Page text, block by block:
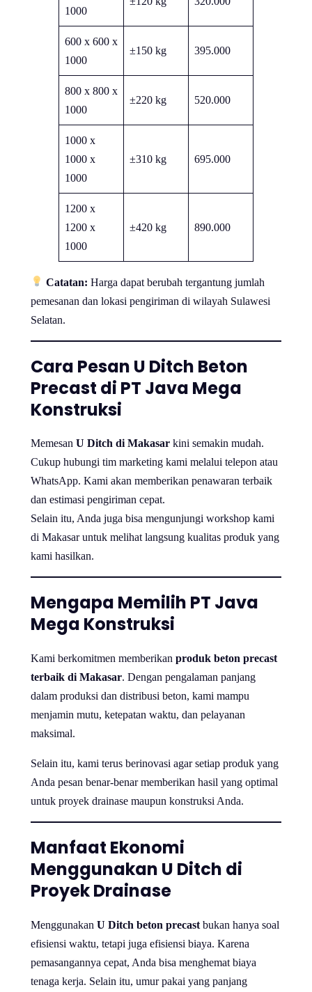
1000
600 x 600 x
1000
±150 kg 395.000
800 x 800 x
1000
±220 kg 520.000
1000 x
1000 x
1000
±310 kg 695.000
1200 x
1200 x
1000
±420 kg 890.000
Catatan: Harga dapat berubah tergantung jumlah
pemesanan dan lokasi pengiriman di wilayah Sulawesi
Selatan.
Cara Pesan U Ditch Beton
Precast di PT Java Mega
Konstruksi
Memesan U Ditch di Makasar kini semakin mudah.
Cukup hubungi tim marketing kami melalui telepon atau
WhatsApp. Kami akan memberikan penawaran terbaik
dan estimasi pengiriman cepat.
Selain itu, Anda juga bisa mengunjungi workshop kami
di Makasar untuk melihat langsung kualitas produk yang
kami hasilkan.
Mengapa Memilih PT Java
Mega Konstruksi
Kami berkomitmen memberikan produk beton precast
terbaik di Makasar. Dengan pengalaman panjang
dalam produksi dan distribusi beton, kami mampu
menjamin mutu, ketepatan waktu, dan pelayanan
maksimal.
Selain itu, kami terus berinovasi agar setiap produk yang
Anda pesan benar-benar memberikan hasil yang optimal
untuk proyek drainase maupun konstruksi Anda.
Manfaat Ekonomi
Menggunakan U Ditch di
Proyek Drainase
Menggunakan U Ditch beton precast bukan hanya soal
efisiensi waktu, tetapi juga efisiensi biaya. Karena
pemasangannya cepat, Anda bisa menghemat biaya
tenaga kerja. Selain itu, umur pakai yang panjang